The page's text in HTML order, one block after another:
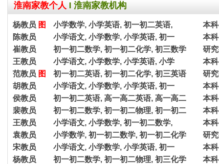
淮南家教个人 I 淮南家教机构
杨教员 图 小学数学, 小学英语, 初一初二英语,
本
陈教员
小学语文, 小学数学, 小学英语, 初一
本
崔教员
初一初二数学, 初一初二化学, 初三数学
研
王教员
小学语文, 小学数学, 小学英语, 小学
本
范教员 图 初一初二英语, 初一初二化学, 初三英语
研
胡教员
小学语文, 小学数学, 小学英语, 初一
本
侯教员
初一初二英语, 高一高二英语, 高一高二
本
裴教员
初一初二数学, 初一初二物理, 初一初二
本
王教员
小学语文, 小学数学, 初一初二数学,
本
袁教员
小学数学, 初一初二数学, 初一初二化学
研
宋教员
小学语文, 小学数学, 小学英语, 初一
本
杨教员
初一初二数学, 初一初二物理, 初三化学
本